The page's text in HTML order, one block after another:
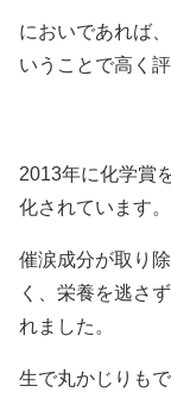
においであれば
いうことで高く
2013年に化学賞
化されています。
催涙成分が取り
く、栄養を逃さ
れました。
生で丸かじりもで